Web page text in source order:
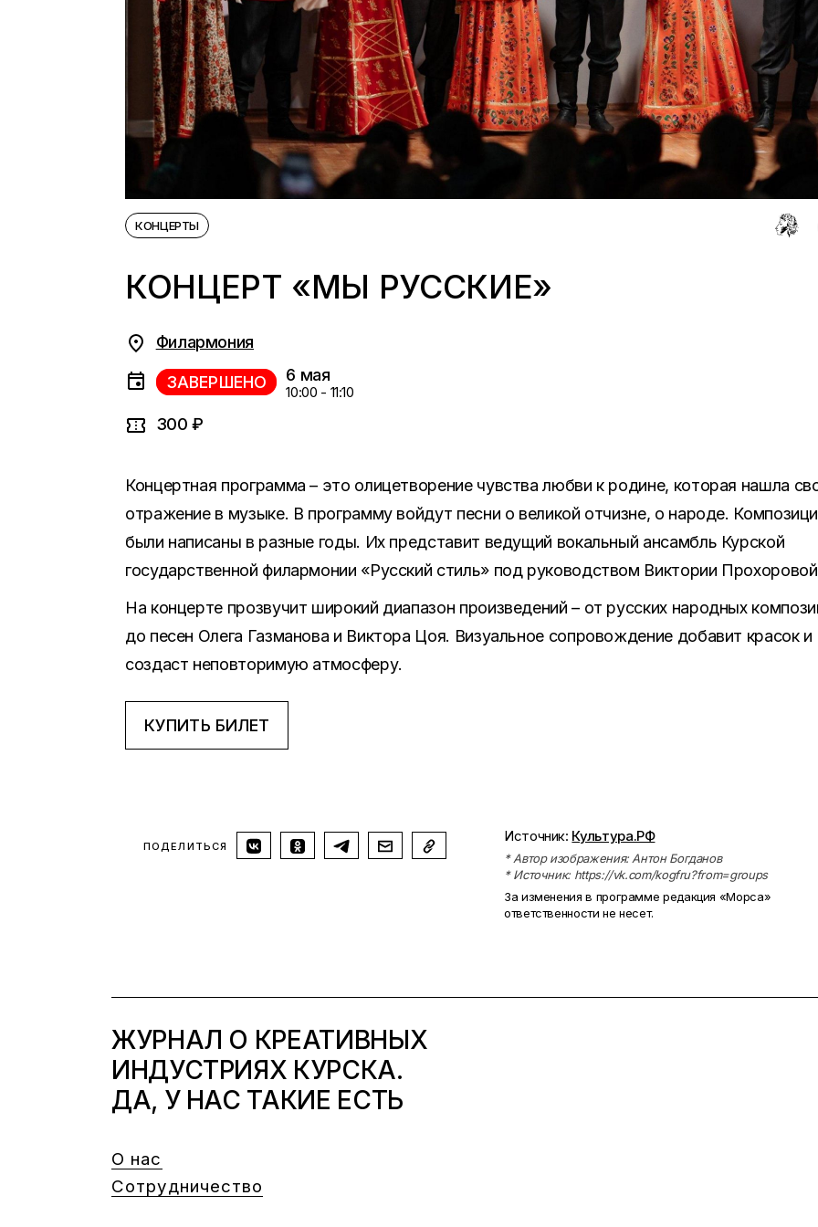
КОНЦЕРТЫ
КОНЦЕРТ «МЫ РУССКИЕ»
Филармония
ЗАВЕРШЕНО 6 мая
10:00 - 11:10
300 ₽
Концертная программа – это олицетворение чувства любви к родине, которая нашла
отражение в музыке. В программу войдут песни о великой отчизне, о народе.
были написаны в разные годы. Их представит ведущий вокальный ансамбль Курской
государственной филармонии «Русский стиль» под руководством Виктории
На концерте прозвучит широкий диапазон произведений – от русских народных
до песен Олега Газманова и Виктора Цоя. Визуальное сопровождение добавит красок и
создаст неповторимую атмосферу.
КУПИТЬ БИЛЕТ
ПОДЕЛИТЬСЯ
Источник: Культура.РФ
* Автор изображения: Антон Богданов
* Источник: https://vk.com/kogfru?from=groups
За изменения в программе редакция «Морса»
ответственности не несет.
ЖУРНАЛ О КРЕАТИВНЫХ
ИНДУСТРИЯХ КУРСКА.
ДА, У НАС ТАКИЕ ЕСТЬ
О нас
Сотрудничество